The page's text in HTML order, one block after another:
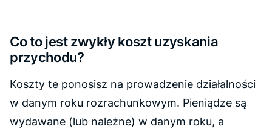
Co to jest zwykły koszt uzyskania
przychodu?
Koszty te ponosisz na prowadzenie działalności
w danym roku rozrachunkowym. Pieniądze są
wydawane (lub należne) w danym roku, a